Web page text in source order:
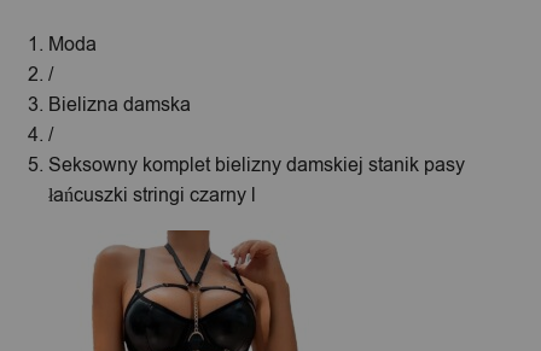
Moda
/
Bielizna damska
/
Seksowny komplet bielizny damskiej stanik pasy
łańcuszki stringi czarny l